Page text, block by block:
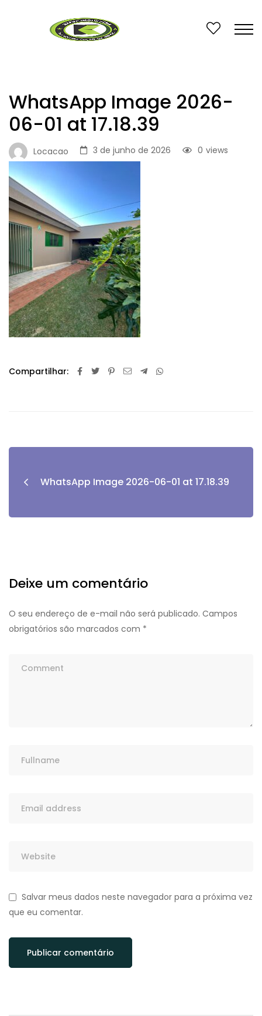
WhatsApp Image 2026-
06-01 at 17.18.39
Locacao 3 de junho de 2026 views
0
Compartilhar:
WhatsApp Image 2026-06-01 at 17.18.39
Deixe um comentário
O seu endereço de e-mail não será publicado. Campos
obrigatórios são marcados com *
Salvar meus dados neste navegador para a próxima vez
que eu comentar.